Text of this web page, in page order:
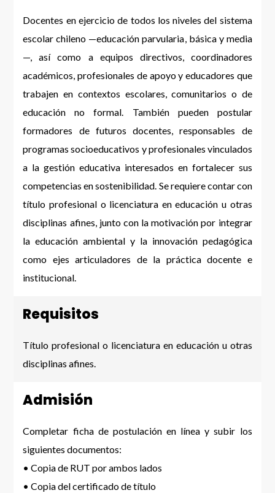
Docentes en ejercicio de todos los niveles del sistema
escolar chileno —educación parvularia, básica y media
—, así como a equipos directivos, coordinadores
académicos, profesionales de apoyo y educadores que
trabajen en contextos escolares, comunitarios o de
educación no formal. También pueden postular
formadores de futuros docentes, responsables de
programas socioeducativos y profesionales vinculados
a la gestión educativa interesados en fortalecer sus
competencias en sostenibilidad. Se requiere contar con
título profesional o licenciatura en educación u otras
disciplinas afines, junto con la motivación por integrar
la educación ambiental y la innovación pedagógica
como ejes articuladores de la práctica docente e
institucional.
Requisitos
Título profesional o licenciatura en educación u otras
disciplinas afines.
Admisión
Completar ficha de postulación en línea y subir los
siguientes documentos:
• Copia de RUT por ambos lados
• Copia del certificado de título